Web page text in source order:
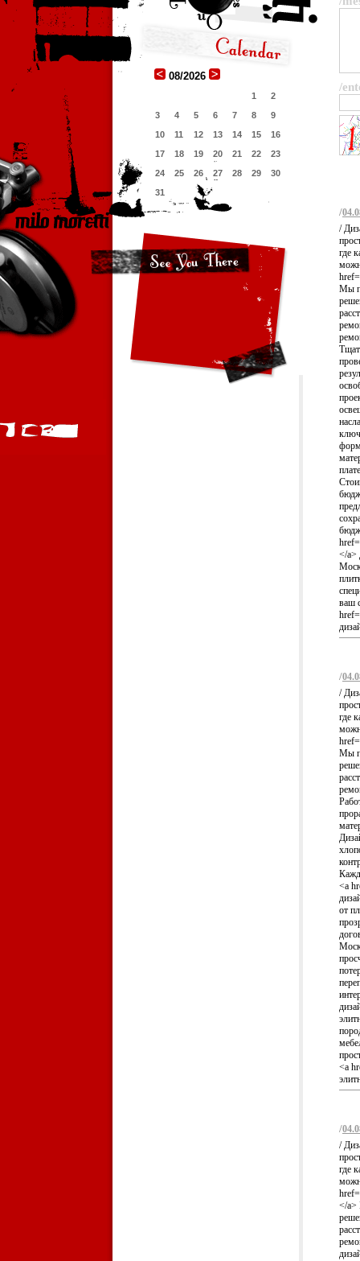
08/2026
1
2
3
4 5 6 7 8
9
10
11 12 13 14 15
16
17
18 19 20 21 22
23
24
25 26 27 28 29
30
31
/
/
/
где
Мы
</a>
ваш
/
/
где
Мы
<a
от
<a
/
/
где
</a>